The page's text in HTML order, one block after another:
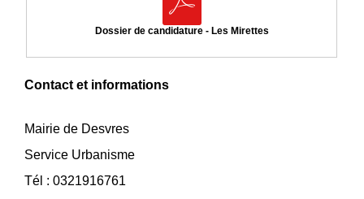
Dossier de candidature - Les Mirettes
Contact et informations
Mairie de Desvres
Service Urbanisme
Tél : 0321916761